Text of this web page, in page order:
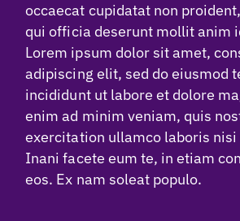
occaecat cupidatat non
qui officia deserunt mollit anim
Lorem ipsum dolor sit amet,
adipiscing elit, sed do eiusmod
incididunt ut labore et dolore
enim ad minim veniam, quis
exercitation ullamco laboris nisi
Inani facete eum te, in etiam
eos. Ex nam soleat populo.